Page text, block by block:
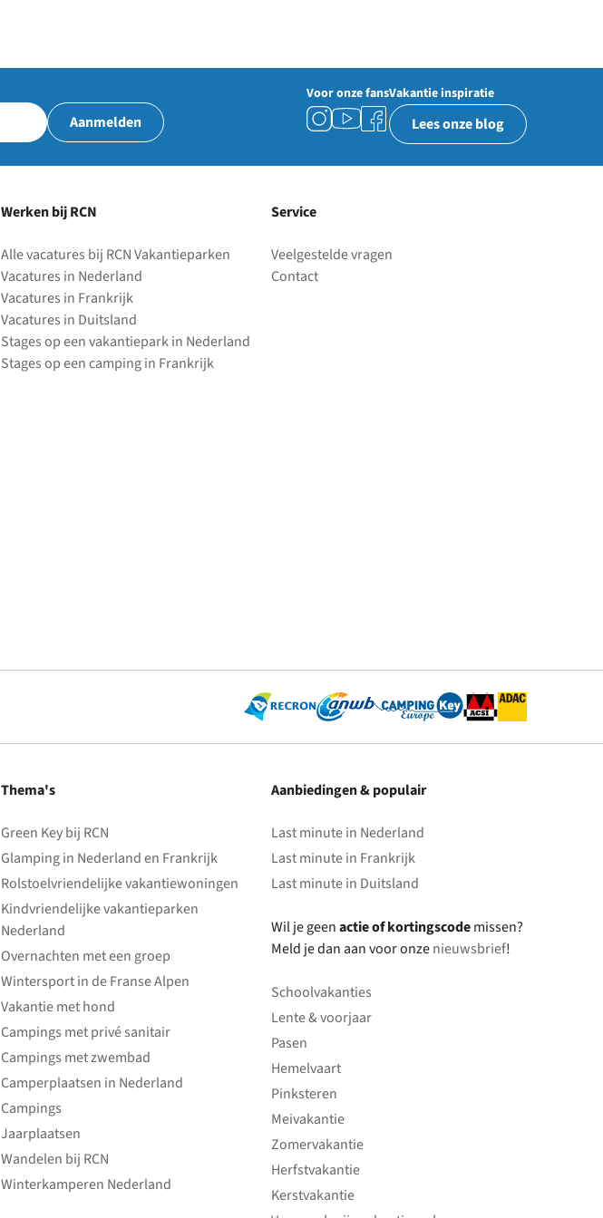
Aanmelden
Voor onze fansVakantie inspiratie
Lees onze blog
Werken bij RCN
Alle vacatures bij RCN Vakantieparken
Vacatures in Nederland
Vacatures in Frankrijk
Vacatures in Duitsland
Stages op een vakantiepark in Nederland
Stages op een camping in Frankrijk
Service
Veelgestelde vragen
Contact
Thema's
Green Key bij RCN
Glamping in Nederland en Frankrijk
Rolstoelvriendelijke vakantiewoningen
Kindvriendelijke vakantieparken
Nederland
Overnachten met een groep
Wintersport in de Franse Alpen
Vakantie met hond
Campings met privé sanitair
Campings met zwembad
Camperplaatsen in Nederland
Campings
Jaarplaatsen
Wandelen bij RCN
Winterkamperen Nederland
Aanbiedingen & populair
Last minute in Nederland
Last minute in Frankrijk
Last minute in Duitsland
Wil je geenactie of kortingscodemissen?
Meld je dan aan voor onzenieuwsbrief!
Schoolvakanties
Lente & voorjaar
Pasen
Hemelvaart
Pinksteren
Meivakantie
Zomervakantie
Herfstvakantie
Kerstvakantie